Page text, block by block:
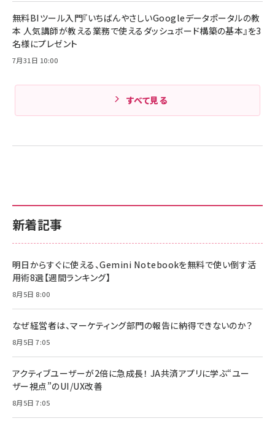
新着記事
明日からすぐに使える、Gemini Notebookを無料で使い倒す活
用術8選【週間ランキング】
8月5日 8:00
なぜ経営者は、マーケティング部門の報告に納得できないのか？
8月5日 7:05
アクティブユーザーが2倍に急成長！ JA共済アプリに学ぶ“ユー
ザー視点”のUI/UX改善
8月5日 7:05
無料BIツール入門『いちばんやさしいGoogleデータポータルの教
本 人気講師が教える業務で使えるダッシュボード構築の基本』を3
名様にプレゼント
7月31日 10:00
すべて見る